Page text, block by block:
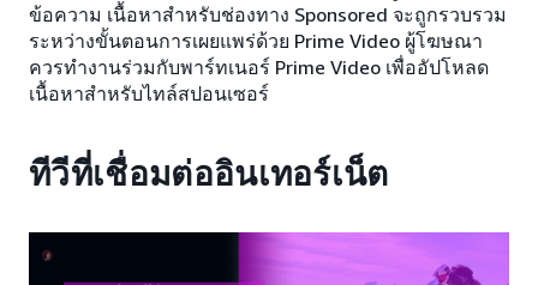
ข้อความ เนื้อหาสำหรับช่องทาง Sponsored จะถูกรวบรวม
ระหว่างขั้นตอนการเผยแพร่ด้วย Prime Video ผู้โฆษณา
ควรทำงานร่วมกับพาร์ทเนอร์ Prime Video เพื่ออัปโหลด
เนื้อหาสำหรับไทล์สปอนเซอร์
ทีวีที่เชื่อมต่ออินเทอร์เน็ต